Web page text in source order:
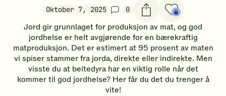
Oktober 7, 2025 0
Jord gir grunnlaget for produksjon av mat, og god
jordhelse er helt avgjørende for en bærekraftig
matproduksjon. Det er estimert at 95 prosent av maten
vi spiser stammer fra jorda, direkte eller indirekte. Men
visste du at beitedyra har en viktig rolle når det
kommer til god jordhelse? Her får du det du trenger å
vite!